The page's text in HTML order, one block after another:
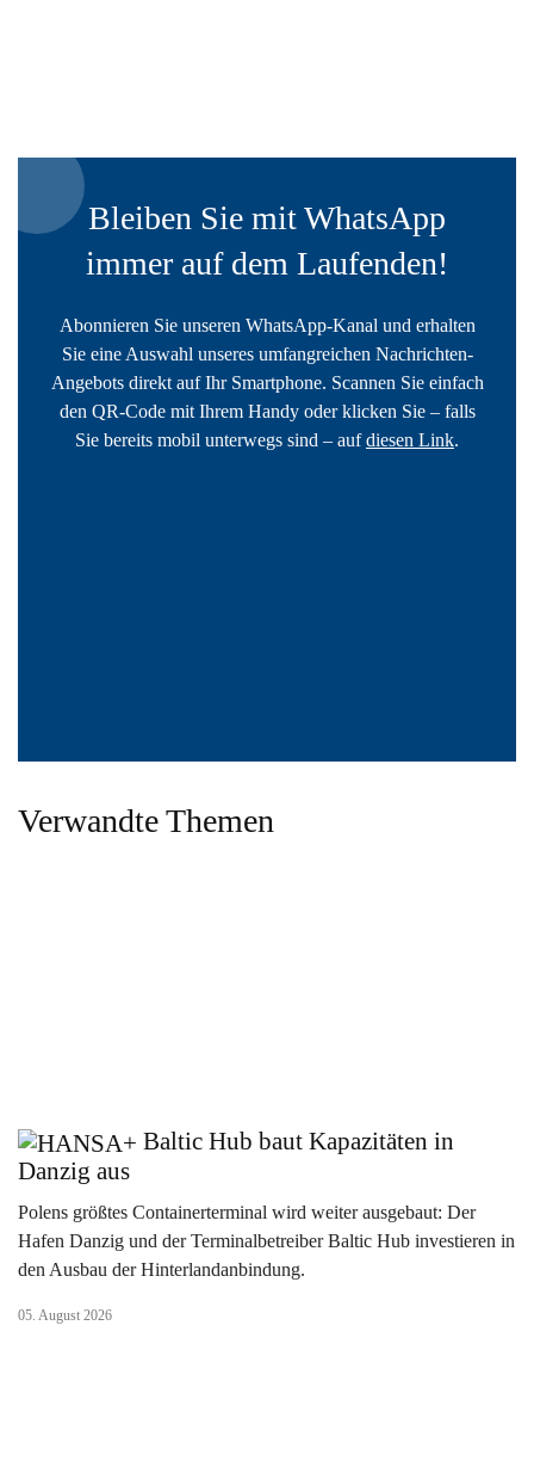
Bleiben Sie mit WhatsApp
immer auf dem Laufenden!
Abonnieren Sie unseren WhatsApp-Kanal und erhalten
Sie eine Auswahl unseres umfangreichen Nachrichten-
Angebots direkt auf Ihr Smartphone. Scannen Sie einfach
den QR-Code mit Ihrem Handy oder klicken Sie – falls
Sie bereits mobil unterwegs sind – aufdiesen Link.
Verwandte Themen
Baltic Hub baut Kapazitäten in
Danzig aus
Polens größtes Containerterminal wird weiter ausgebaut: Der
Hafen Danzig und der Terminalbetreiber Baltic Hub investieren in
den Ausbau der Hinterlandanbindung.
05. August 2026